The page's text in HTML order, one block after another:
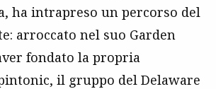
ha intrapreso un percorso del
arroccato nel suo Garden
fondato la propria
il gruppo del Delaware